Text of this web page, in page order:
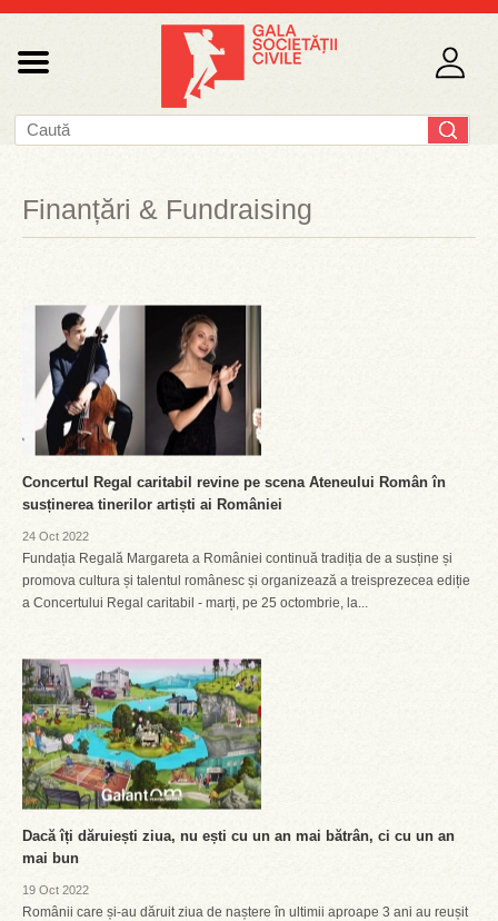
Finanțări & Fundraising
Concertul Regal caritabil revine pe scena Ateneului Român în
susținerea tinerilor artiști ai României
24 Oct 2022
Fundația Regală Margareta a României continuă tradiția de a susține și
promova cultura și talentul românesc și organizează a treisprezecea ediție
a Concertului Regal caritabil - marți, pe 25 octombrie, la...
Dacă îți dăruiești ziua, nu ești cu un an mai bătrân, ci cu un an
mai bun
19 Oct 2022
Românii care și-au dăruit ziua de naștere în ultimii aproape 3 ani au reușit